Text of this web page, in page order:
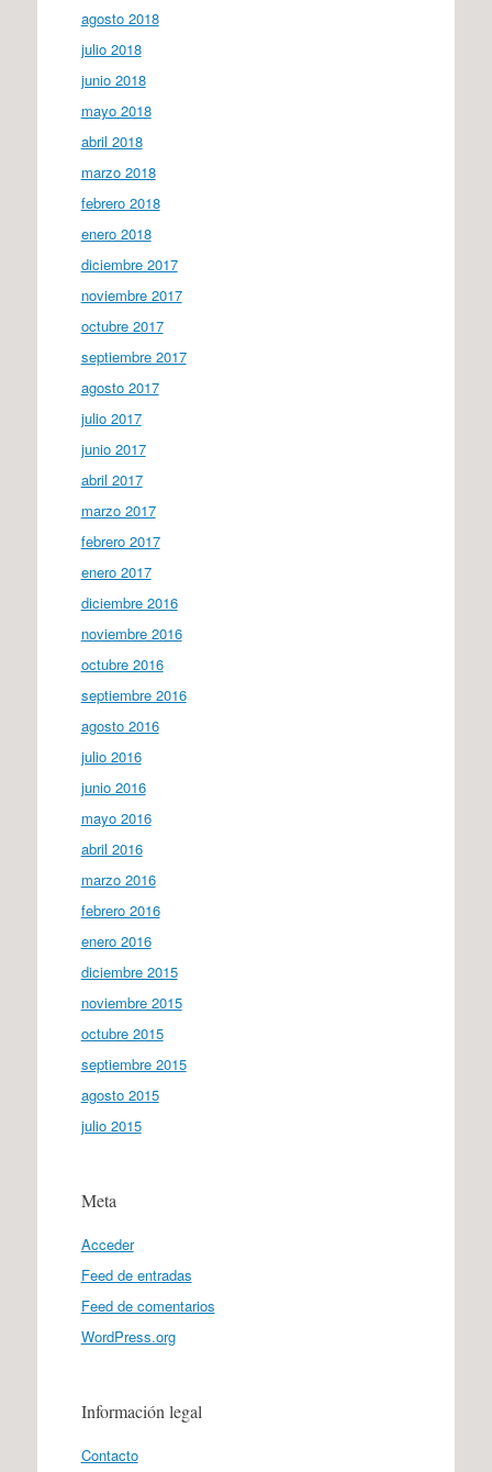
agosto 2018
julio 2018
junio 2018
mayo 2018
abril 2018
marzo 2018
febrero 2018
enero 2018
diciembre 2017
noviembre 2017
octubre 2017
septiembre 2017
agosto 2017
julio 2017
junio 2017
abril 2017
marzo 2017
febrero 2017
enero 2017
diciembre 2016
noviembre 2016
octubre 2016
septiembre 2016
agosto 2016
julio 2016
junio 2016
mayo 2016
abril 2016
marzo 2016
febrero 2016
enero 2016
diciembre 2015
noviembre 2015
octubre 2015
septiembre 2015
agosto 2015
julio 2015
Meta
Acceder
Feed de entradas
Feed de comentarios
WordPress.org
Información legal
Contacto